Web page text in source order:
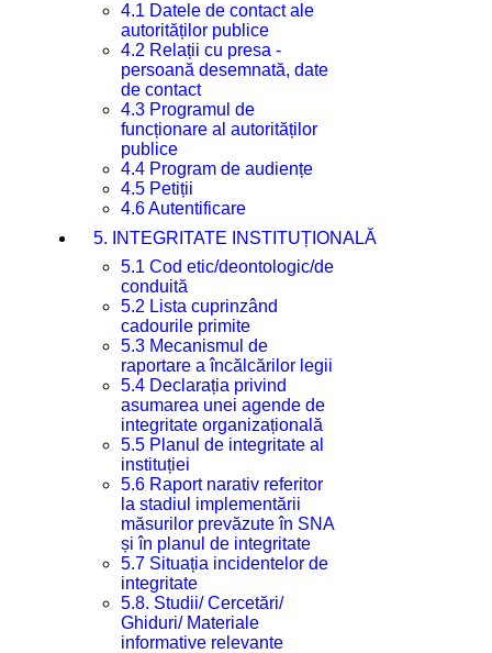
4.1 Datele de contact ale
autorităților publice
4.2 Relații cu presa -
persoană desemnată, date
de contact
4.3 Programul de
funcționare al autorităților
publice
4.4 Program de audiențe
4.5 Petiții
4.6 Autentificare
5. INTEGRITATE INSTITUȚIONALĂ
5.1 Cod etic/deontologic/de
conduită
5.2 Lista cuprinzând
cadourile primite
5.3 Mecanismul de
raportare a încălcărilor legii
5.4 Declarația privind
asumarea unei agende de
integritate organizațională
5.5 Planul de integritate al
instituției
5.6 Raport narativ referitor
la stadiul implementării
măsurilor prevăzute în SNA
și în planul de integritate
5.7 Situația incidentelor de
integritate
5.8. Studii/ Cercetări/
Ghiduri/ Materiale
informative relevante